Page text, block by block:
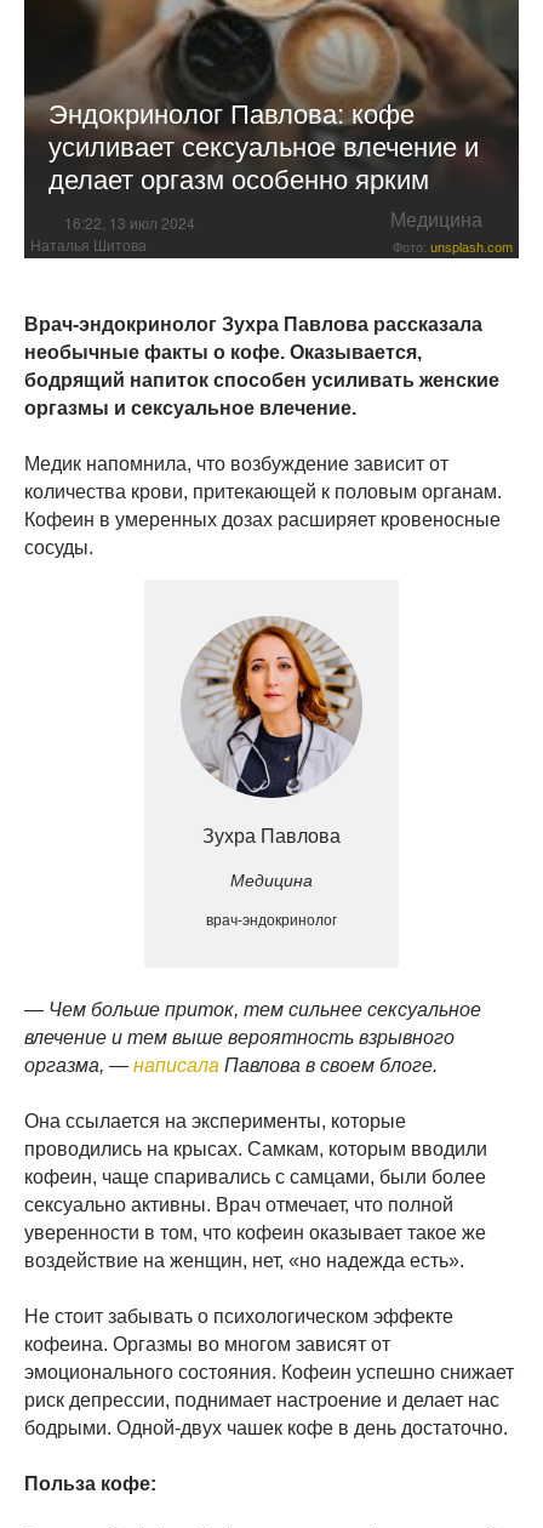
Эндокринолог Павлова: кофе
усиливает сексуальное влечение и
делает оргазм особенно ярким
16:22, 13 июл 2024 Медицина
Наталья Шитова Фото: unsplash.com
Врач-эндокринолог Зухра Павлова рассказала
необычные факты о кофе. Оказывается,
бодрящий напиток способен усиливать женские
оргазмы и сексуальное влечение.
Медик напомнила, что возбуждение зависит от
количества крови, притекающей к половым органам.
Кофеин в умеренных дозах расширяет кровеносные
сосуды.
Зухра Павлова
Медицина
врач-эндокринолог
— Чем больше приток, тем сильнее сексуальное
влечение и тем выше вероятность взрывного
оргазма, — написала Павлова в своем блоге.
Она ссылается на эксперименты, которые
проводились на крысах. Самкам, которым вводили
кофеин, чаще спаривались с самцами, были более
сексуально активны. Врач отмечает, что полной
уверенности в том, что кофеин оказывает такое же
воздействие на женщин, нет, «но надежда есть».
Не стоит забывать о психологическом эффекте
кофеина. Оргазмы во многом зависят от
эмоционального состояния. Кофеин успешно снижает
риск депрессии, поднимает настроение и делает нас
бодрыми. Одной-двух чашек кофе в день достаточно.
Польза кофе: